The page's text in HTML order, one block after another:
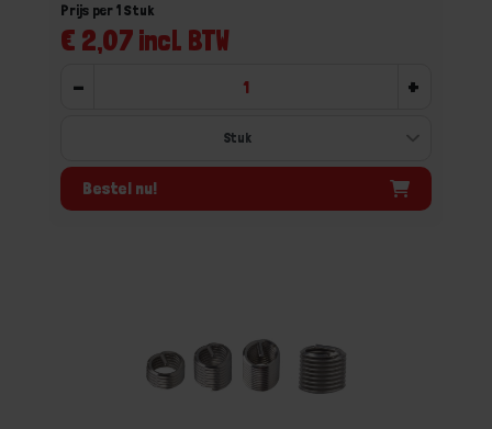
€ 2,07 incl. BTW
Prijs per 1 Stuk
- +
Bestel nu!